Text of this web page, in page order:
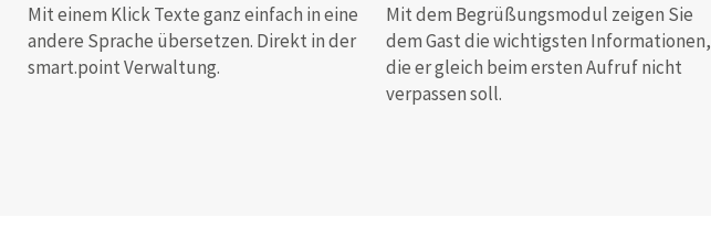
Mit einem Klick Texte ganz einfach in eine
andere Sprache übersetzen. Direkt in der
smart.point Verwaltung.
Mit dem Begrüßungsmodul zeigen Sie
dem Gast die wichtigsten Informationen,
die er gleich beim ersten Aufruf nicht
verpassen soll.